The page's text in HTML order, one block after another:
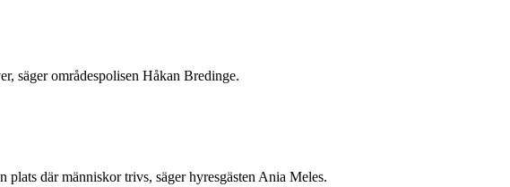
säger områdespolisen Håkan Bredinge.
där människor trivs, säger hyresgästen Ania Meles.